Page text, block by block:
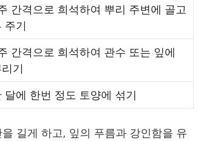
간격으로 희석하여 뿌리 주변에 골고
주기
간격으로 희석하여 관수 또는 잎에
기
달에 한번 정도 토양에 섞기
길게 하고, 잎의 푸름과 강인함을 유